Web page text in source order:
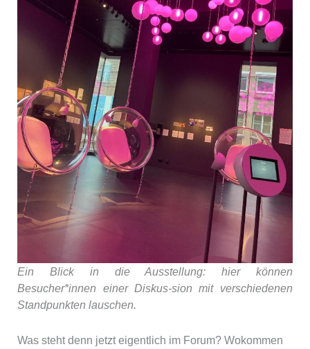
Ein Blick in die Ausstellung: hier können
Besucher*innen einer Diskus-sion mit verschiedenen
Standpunkten lauschen.
Was steht denn jetzt eigentlich im Forum? Wokommen